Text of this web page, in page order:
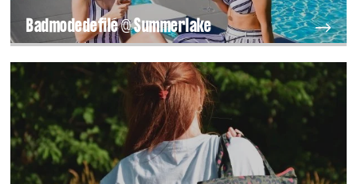
Badmodedefilé @ Summerlake